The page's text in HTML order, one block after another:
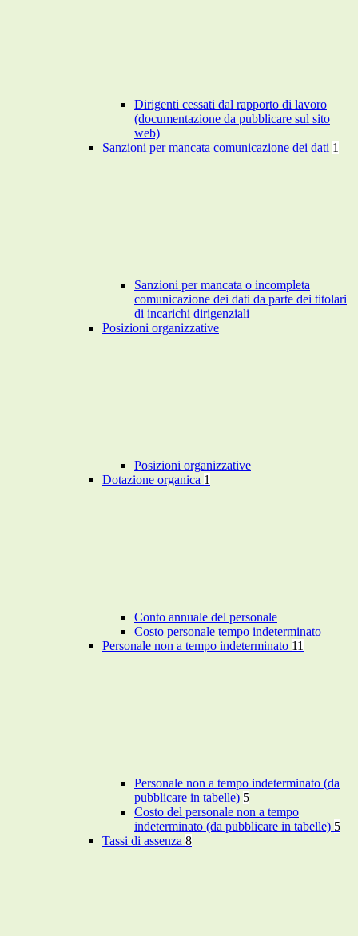
Dirigenti cessati dal rapporto di lavoro
(documentazione da pubblicare sul sito
web)
Sanzioni per mancata comunicazione dei dati 1
Sanzioni per mancata o incompleta
comunicazione dei dati da parte dei titolari
di incarichi dirigenziali
Posizioni organizzative
Posizioni organizzative
Dotazione organica 1
Conto annuale del personale
Costo personale tempo indeterminato
Personale non a tempo indeterminato 11
Personale non a tempo indeterminato (da
pubblicare in tabelle) 5
Costo del personale non a tempo
indeterminato (da pubblicare in tabelle) 5
Tassi di assenza 8